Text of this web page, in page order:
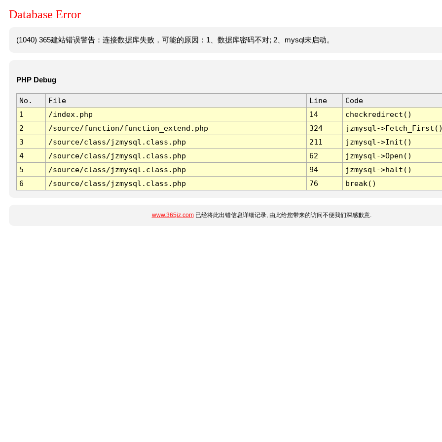
Database Error
(1040) 365建站错误警告：连接数据库失败，可能的原因：1、数据库密码不对; 2、mysql未启动。
PHP Debug
No. File Line
Code
1
/index.php 14
checkredirect()
2
/source/function/function_extend.php 324
jzmysql-
3
/source/class/jzmysql.class.php 211
jzmysql->Init()
4
/source/class/jzmysql.class.php 62
jzmysql->Open()
5
/source/class/jzmysql.class.php 94
jzmysql->halt()
6
/source/class/jzmysql.class.php 76 break()
www.365jz.com已经将此出错信息详细记录, 由此给您带来的访问不便我们深感歉意.